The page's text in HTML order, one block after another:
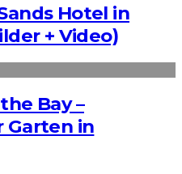
Hotel in
+ Video)
Bay –
Garten in